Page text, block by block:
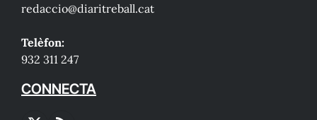
redaccio@diaritreball.cat
Telèfon:
932 311 247
CONNECTA